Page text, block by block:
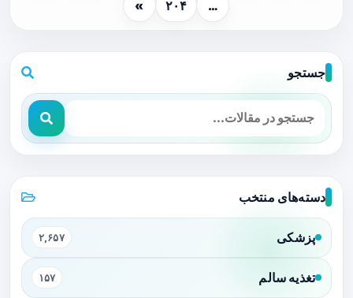
… ۲۰۴ »
جستجو
دسته‌های منتخب
پزشکی ۲,۶۵۷
تغذیه سالم ۱۵۷